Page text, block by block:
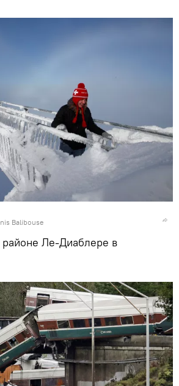
Balibouse
районе Ле-Диаблере в